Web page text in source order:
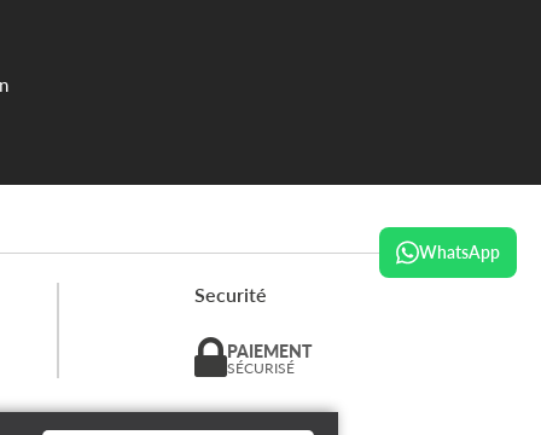
Securité
PAIEMENT
SÉCURISÉ
WhatsApp